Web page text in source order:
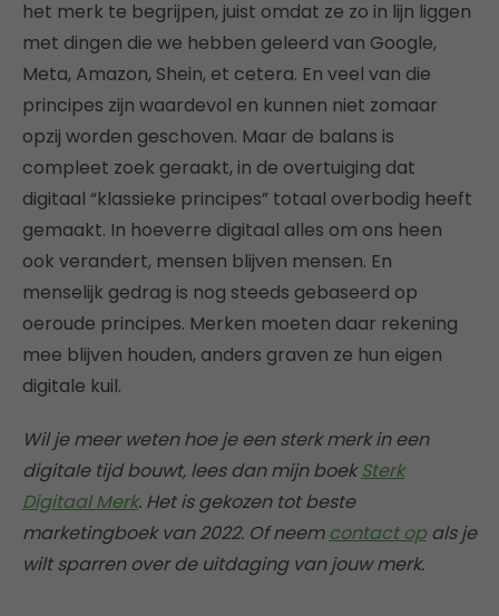
het merk te begrijpen, juist omdat ze zo in lijn liggen
met dingen die we hebben geleerd van Google,
Meta, Amazon, Shein, et cetera. En veel van die
principes zijn waardevol en kunnen niet zomaar
opzij worden geschoven. Maar de balans is
compleet zoek geraakt, in de overtuiging dat
digitaal “klassieke principes” totaal overbodig heeft
gemaakt. In hoeverre digitaal alles om ons heen
ook verandert, mensen blijven mensen. En
menselijk gedrag is nog steeds gebaseerd op
oeroude principes. Merken moeten daar rekening
mee blijven houden, anders graven ze hun eigen
digitale kuil.
Wil je meer weten hoe je een sterk merk in een
digitale tijd bouwt, lees dan mijn boekSterk
Digitaal Merk. Het is gekozen tot beste
marketingboek van 2022. Of neem contact opals je
wilt sparren over de uitdaging van jouw merk.